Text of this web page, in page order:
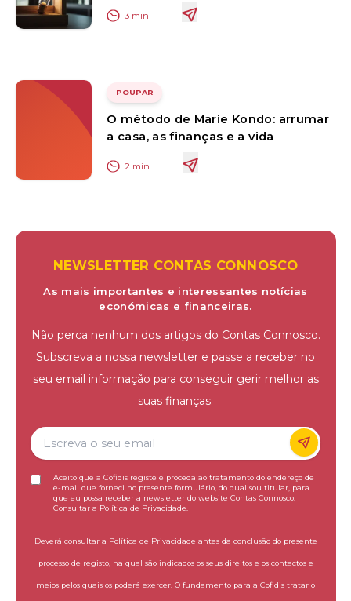
3 min
POUPAR
O método de Marie Kondo: arrumar
a casa, as finanças e a vida
2 min
NEWSLETTER CONTAS CONNOSCO
As mais importantes e interessantes notícias
económicas e financeiras.
Não perca nenhum dos artigos do Contas Connosco.
Subscreva a nossa newsletter e passe a receber no
seu email informação para conseguir gerir melhor as
suas finanças.
Aceito que a Cofidis registe e proceda ao tratamento do endereço de
e-mail que forneci no presente formulário, do qual sou titular, para
que eu possa receber a newsletter do website Contas Connosco.
Consultar a Política de Privacidade
Deverá consultar a Política de Privacidade antes da conclusão do presente
processo de registo, na qual são indicados os seus direitos e os contactos e
meios pelos quais os poderá exercer. O fundamento para a Cofidis tratar o